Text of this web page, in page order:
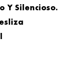
Y Silencioso.